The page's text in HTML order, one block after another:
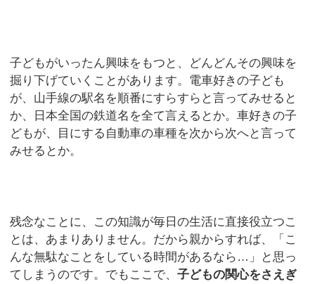
子どもがいったん興味をもつと、どんどんその興味を
掘り下げていくことがあります。電車好きの子ども
が、山手線の駅名を順番にすらすらと言ってみせると
か、日本全国の鉄道名を全て言えるとか。車好きの子
どもが、目にする自動車の車種を次から次へと言って
みせるとか。
残念なことに、この知識が毎日の生活に直接役立つこ
とは、あまりありません。だから親からすれば、「こ
んな無駄なことをしている時間があるなら…」と思っ
てしまうのです。でもここで、子どもの関心をさえぎ